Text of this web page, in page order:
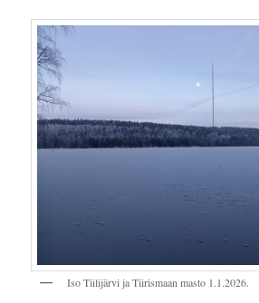
Iso Tiilijärvi ja Tiirismaan masto 1.1.2026.